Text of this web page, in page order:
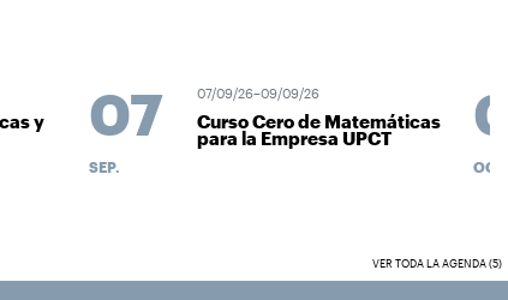
y 07
SEP.
07/09/26–09/09/26
Curso Cero de Matemáticas
para la Empresa UPCT
OCT.
VER TODA LA AGENDA (5)